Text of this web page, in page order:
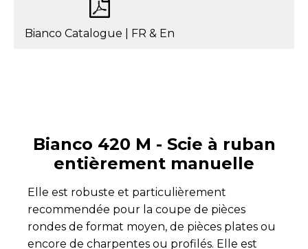
Bianco Catalogue | FR & En
Bianco 420 M - Scie à ruban
entièrement manuelle
Elle est robuste et particulièrement
recommendée pour la coupe de pièces
rondes de format moyen, de pièces plates ou
encore de charpentes ou profilés. Elle est